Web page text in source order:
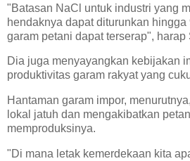
"Batasan NaCl untuk industri yang
hendaknya dapat diturunkan
garam petani dapat terserap", harap
Dia juga menyayangkan kebijakan
produktivitas garam rakyat yang
Hantaman garam impor,
lokal jatuh dan mengakibatkan
memproduksinya.
"Di mana letak kemerdekaan kita